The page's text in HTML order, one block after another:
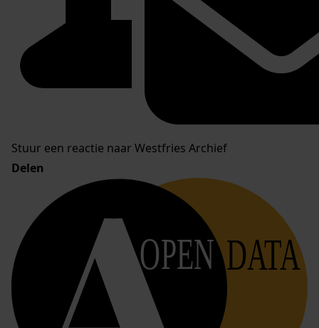
Stuur een reactie naar Westfries Archief
Delen
OPEN DATA